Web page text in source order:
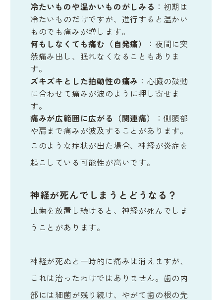
冷たいものや温かいものがしみる ：初期は
冷たいものだけですが、進行すると温かい
ものでも痛みが増します。
何もしなくても痛む（自発痛）
：夜間に突
然痛み出し、眠れなくなることもありま
す。
ズキズキとした拍動性の痛み ：心臓の鼓動
に合わせて痛みが波のように押し寄せま
す。
痛みが広範囲に広がる（関連痛）
：側頭部
や肩まで痛みが波及することがあります。
このような症状が出た場合、神経が炎症を
起こしている可能性が高いです。
神経が死んでしまうとどうなる？
虫歯を放置し続けると、神経が死んでしま
うことがあります。
神経が死ぬと一時的に痛みは消えますが、
これは治ったわけではありません。歯の内
部には細菌が残り続け、やがて歯の根の先